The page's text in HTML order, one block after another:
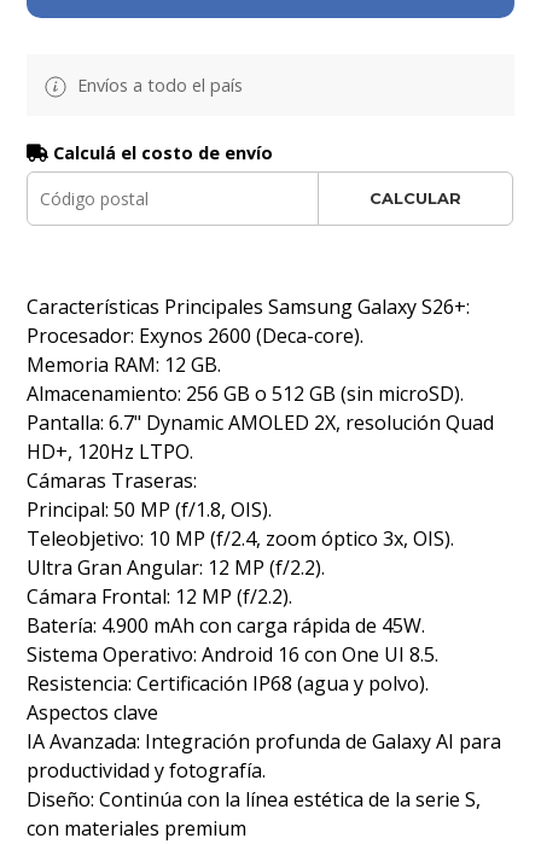
Envíos a todo el país
Calculá el costo de envío
CALCULAR
Características Principales Samsung Galaxy S26+:
Procesador: Exynos 2600 (Deca-core).
Memoria RAM: 12 GB.
Almacenamiento: 256 GB o 512 GB (sin microSD).
Pantalla: 6.7" Dynamic AMOLED 2X, resolución Quad
HD+, 120Hz LTPO.
Cámaras Traseras:
Principal: 50 MP (f/1.8, OIS).
Teleobjetivo: 10 MP (f/2.4, zoom óptico 3x, OIS).
Ultra Gran Angular: 12 MP (f/2.2).
Cámara Frontal: 12 MP (f/2.2).
Batería: 4.900 mAh con carga rápida de 45W.
Sistema Operativo: Android 16 con One UI 8.5.
Resistencia: Certificación IP68 (agua y polvo).
Aspectos clave
IA Avanzada: Integración profunda de Galaxy AI para
productividad y fotografía.
Diseño: Continúa con la línea estética de la serie S,
con materiales premium